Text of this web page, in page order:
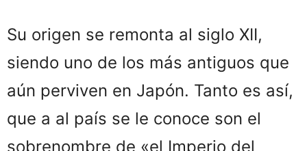
Su origen se remonta al siglo XII,
siendo uno de los más antiguos que
aún perviven en Japón. Tanto es así,
que a al país se le conoce son el
sobrenombre de «el Imperio del